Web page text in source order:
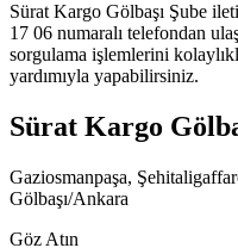
Sürat Kargo Gölbaşı Şube
17 06 numaralı telefondan
sorgulama işlemlerini
yardımıyla yapabilirsiniz.
Sürat Kargo
Gaziosmanpaşa,
Gölbaşı/Ankara
Göz Atın